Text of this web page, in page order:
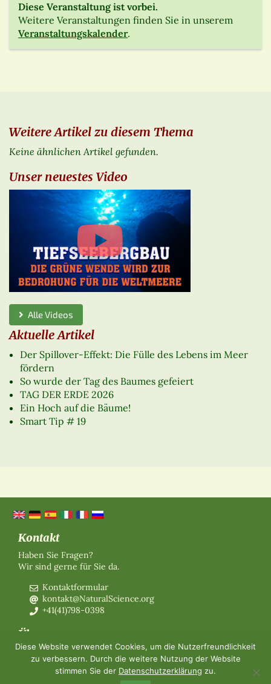
Diese Veranstaltung ist vorbei.
Weitere Veranstaltungen finden Sie in unserem
Veranstaltungskalender.
Weitere Artikel zu diesem Thema
Keine ähnlichen Artikel gefunden.
Unser neuestes Video
Alle Videos
Aktuelle Artikel
Der Spillover-Effekt: Die Fülle des Lebens im Meer
fördern
So wurde der Tag des Baumes gefeiert
TAG DER ERDE 2026
Ein Hoch auf die Bäume!
Smart Tip # 19
Kontakt
Haben Sie Fragen?
Wir sind gerne für Sie da.
Kontaktformular
kontakt@NaturalScience.org
+41(41)798-0398
Über uns
Organisation
Mitgliedschaft
Über uns
Diese Website verwendet Cookies, um die Nutzerfreundlichkeit
zu verbessern. Durch die weitere Nutzung der Website
stimmen Sie der Datenschutzerklärung zu.